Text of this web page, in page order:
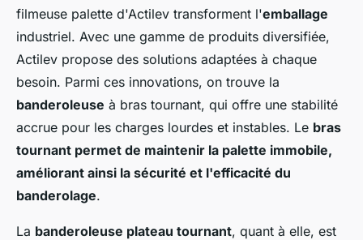
filmeuse palette d'Actilev transforment l'emballage
industriel. Avec une gamme de produits diversifiée,
Actilev propose des solutions adaptées à chaque
besoin. Parmi ces innovations, on trouve la
banderoleuse à bras tournant, qui offre une stabilité
accrue pour les charges lourdes et instables. Le bras
tournant permet de maintenir la palette immobile,
améliorant ainsi la sécurité et l'efficacité du
banderolage.
La banderoleuse plateau tournant, quant à elle, est